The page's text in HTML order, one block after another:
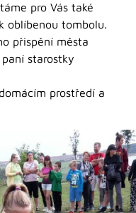
pro Vás také
oblíbenou tombolu.
přispění města
starostky
prostředí a